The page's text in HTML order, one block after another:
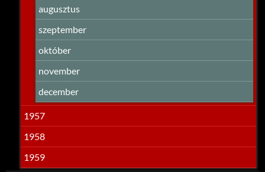
augusztus
szeptember
október
november
december
1957
1958
1959